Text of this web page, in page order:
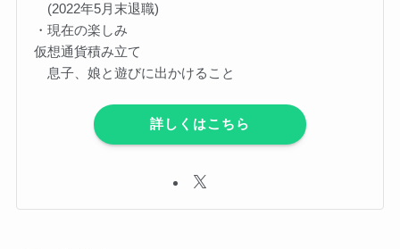
(2022年5月末退職)
・現在の楽しみ
仮想通貨積み立て
息子、娘と遊びに出かけること
詳しくはこちら